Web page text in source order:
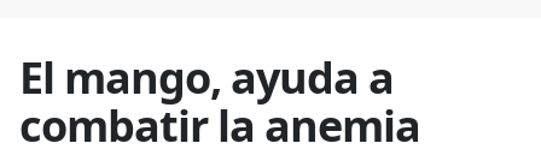
El mango, ayuda a
combatir la anemia